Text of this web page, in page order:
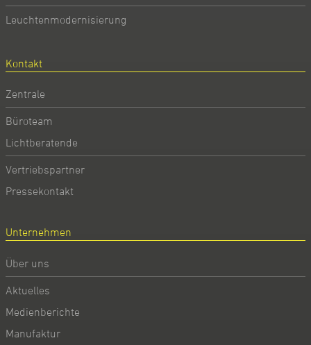
Leuchtenmodernisierung
Kontakt
Zentrale
Büroteam
Lichtberatende
Vertriebspartner
Pressekontakt
Unternehmen
Über uns
Aktuelles
Medienberichte
Manufaktur